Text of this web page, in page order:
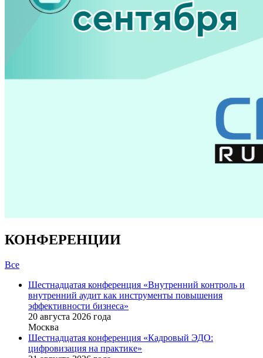
КОНФЕРЕНЦИИ
Все
Шестнадцатая конференция «Внутренний контроль и
внутренний аудит как инструменты повышения
эффективности бизнеса»
20 августа 2026 года
Москва
Шестнадцатая конференция «Кадровый ЭДО:
цифровизация на практике»